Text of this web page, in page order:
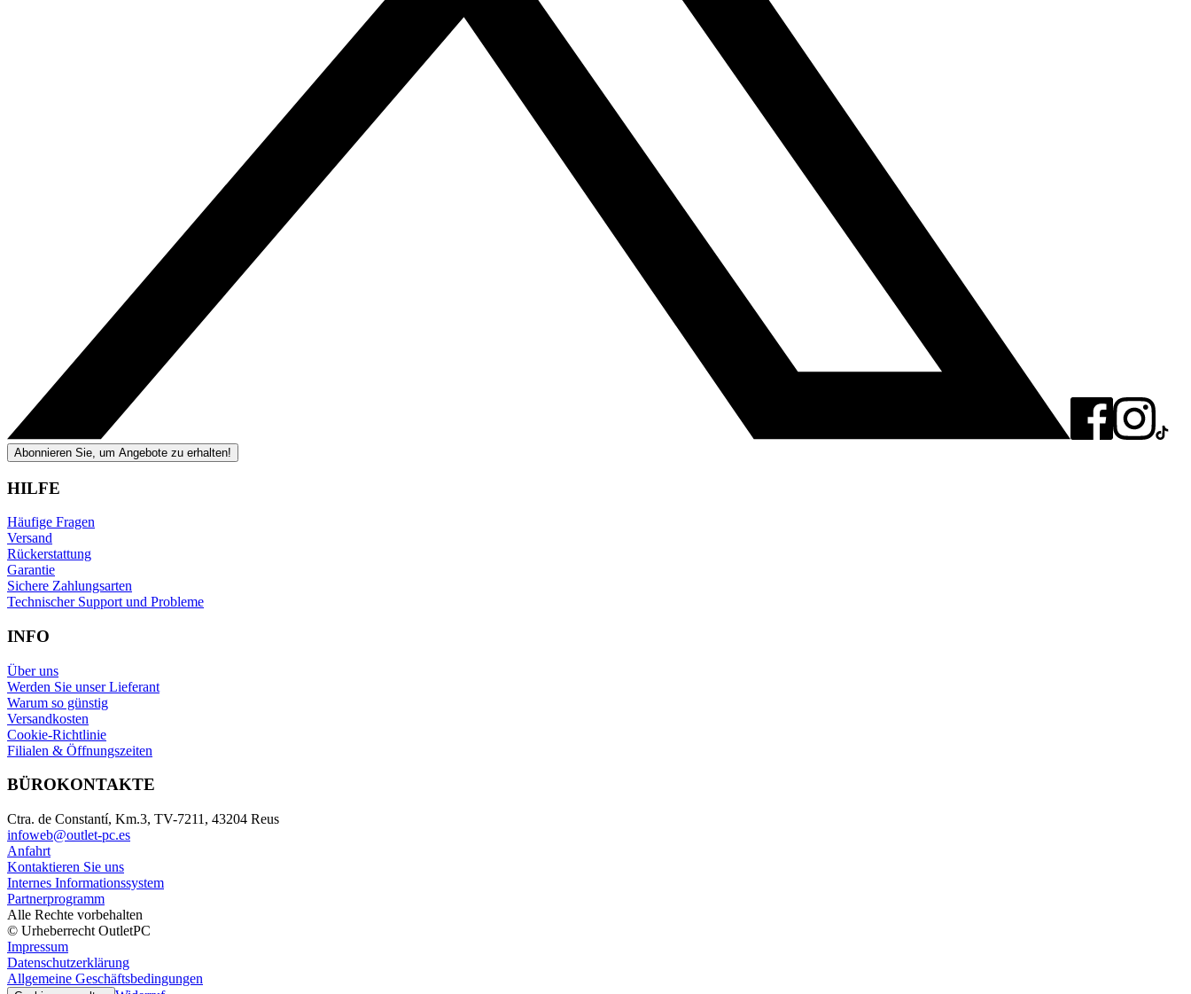
Abonnieren Sie, um Angebote zu erhalten!
HILFE
Häufige Fragen
Versand
Rückerstattung
Garantie
Sichere Zahlungsarten
Technischer Support und Probleme
INFO
Über uns
Werden Sie unser Lieferant
Warum so günstig
Versandkosten
Cookie-Richtlinie
Filialen & Öffnungszeiten
BÜROKONTAKTE
Ctra. de Constantí, Km.3, TV-7211, 43204 Reus
infoweb@outlet-pc.es
Anfahrt
Kontaktieren Sie uns
Internes Informationssystem
Partnerprogramm
Alle Rechte vorbehalten
© Urheberrecht OutletPC
Impressum
Datenschutzerklärung
Allgemeine Geschäftsbedingungen